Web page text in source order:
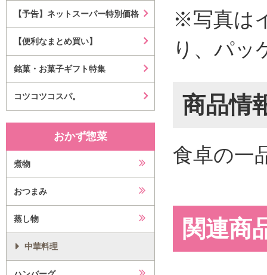
【予告】ネットスーパー特別価格
【便利なまとめ買い】
銘菓・お菓子ギフト特集
コツコツコスパ。
おかず惣菜
煮物
おつまみ
蒸し物
中華料理
※写真は
り、パッ
商品情
食卓の一
関連商